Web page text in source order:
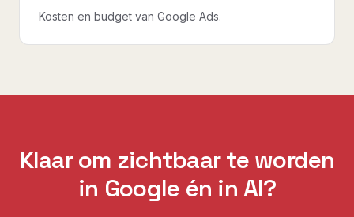
Kosten en budget van Google Ads.
Klaar om zichtbaar te worden
in Google én in AI?